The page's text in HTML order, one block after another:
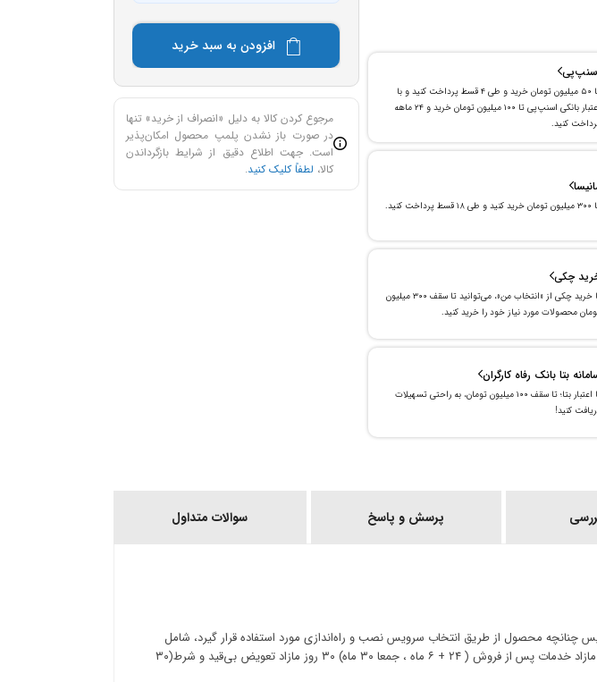
تا ۵۰ میلیون تومان خرید و طی ۴ قسط پرداخت کنید و با
اعتبار بانکی اسنپ‌پی تا ۱۰۰ میلیون تومان خرید و ۲۴ ماهه
کنید.
پرداخت کنید.
چکی
با خرید چکی از «انتخاب من»، می‌توانید تا سقف ۳۰۰ میلیون
محصولات مورد نیاز خود را خرید کنید.
بتا بانک رفاه کارگران
با اعتبار بتا؛ تا سقف ۱۰۰ میلیون تومان، به راحتی تسهیلات
کنید!
افزودن به سبد خرید
مرجوع کردن کالا به دلیل «انصراف از خرید» تنها
در صورت باز نشدن پلمپ محصول امکان‌پذیر
است. جهت اطلاع دقیق از شرایط بازگرداندن
کالا، لطفاً کلیک کنید.
پرسش و پاسخ سوالات متداول
انتخاب سرویس چنانچه محصول از طریق انتخاب سرویس نصب و راه‌اندازی مورد استفاده قرار گیرد، شامل
موارد زیر خواهد بود: ۶ ماه ضمانت مازاد خدمات پس از فروش ( ۲۴ + ۶ ماه ، جمعا ۳۰ ماه) ۳۰ روز مازاد تعویض بی‌قید و شرط(۳۰